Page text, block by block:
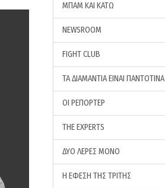
ΜΠΑΜ ΚΑΙ ΚΑΤΩ
NEWSROOM
FIGHT CLUB
ΤΑ ΔΙΑΜΑΝΤΙΑ ΕΙΝΑΙ ΠΑΝΤΟΤΙΝΑ
ΟΙ ΡΕΠΟΡΤΕΡ
THE EXPERTS
ΔΥΟ ΛΕΡΕΣ ΜΟΝΟ
Η ΕΦΕΣΗ ΤΗΣ ΤΡΙΤΗΣ